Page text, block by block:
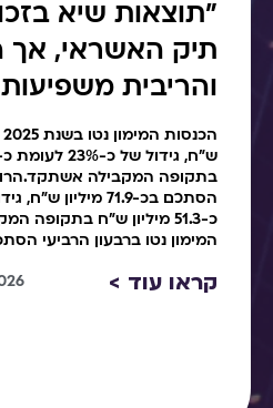
"תוצאות שיא
תיק האשראי,
והריבית
כ-51.3 מיליון ש"ח
המימון נטו ברבעון הרביעי הסתכמו בכ-41.6
קראו עוד >